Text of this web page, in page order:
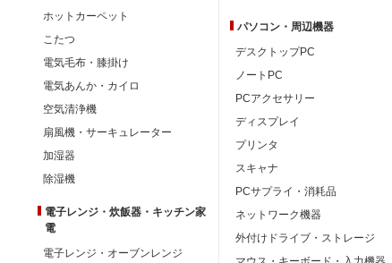
ホットカーペット
こたつ
電気毛布・膝掛け
電気あんか・カイロ
空気清浄機
扇風機・サーキュレーター
加湿器
除湿機
電子レンジ・炊飯器・キッチン家
電
電子レンジ・オーブンレンジ
パソコン・周辺機器
デスクトップPC
ノートPC
PCアクセサリー
ディスプレイ
プリンタ
スキャナ
PCサプライ・消耗品
ネットワーク機器
外付けドライブ・ストレージ